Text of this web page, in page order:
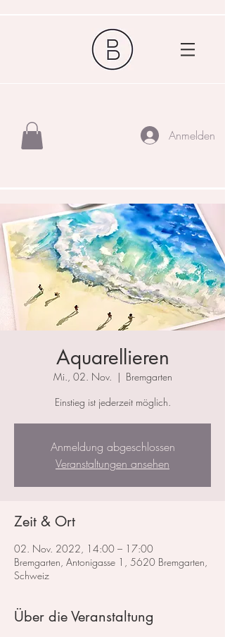
Anmelden
Aquarellieren
Mi., 02. Nov.
  |
Bremgarten
Einstieg ist jederzeit möglich.
Anmeldung abgeschlossen
Veranstaltungen ansehen
Zeit & Ort
02. Nov. 2022, 14:00 – 17:00
Bremgarten, Antonigasse 1, 5620 Bremgarten,
Schweiz
Über die Veranstaltung